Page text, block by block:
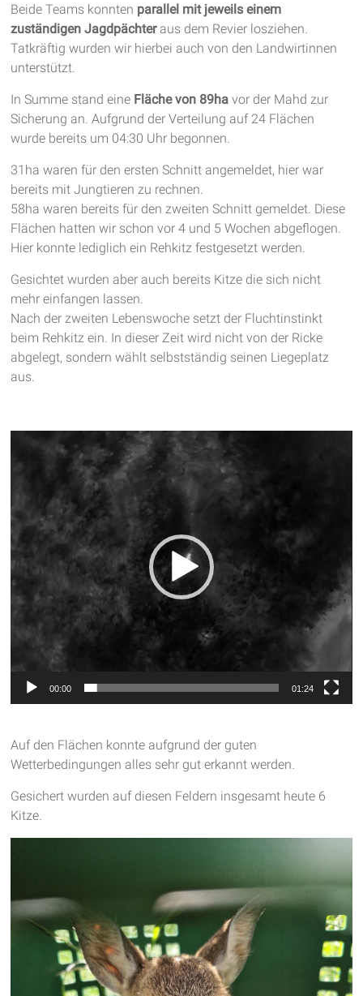
Beide Teams konnten parallel mit jeweils einem
zuständigen Jagdpächteraus dem Revier losziehen.
Tatkräftig wurden wir hierbei auch von den Landwirtinnen
unterstützt.
In Summe stand eine Fläche von 89ha vor der Mahd zur
Sicherung an. Aufgrund der Verteilung auf 24 Flächen
wurde bereits um 04:30 Uhr begonnen.
31ha waren für den ersten Schnitt angemeldet, hier war
bereits mit Jungtieren zu rechnen.
58ha waren bereits für den zweiten Schnitt gemeldet. Diese
Flächen hatten wir schon vor 4 und 5 Wochen abgeflogen.
Hier konnte lediglich ein Rehkitz festgesetzt werden.
Gesichtet wurden aber auch bereits Kitze die sich nicht
mehr einfangen lassen.
Nach der zweiten Lebenswoche setzt der Fluchtinstinkt
beim Rehkitz ein. In dieser Zeit wird nicht von der Ricke
abgelegt, sondern wählt selbstständig seinen Liegeplatz
aus.
Video-
00:00 01:24
Auf den Flächen konnte aufgrund der guten
Wetterbedingungen alles sehr gut erkannt werden.
Gesichert wurden auf diesen Feldern insgesamt heute 6
Kitze.